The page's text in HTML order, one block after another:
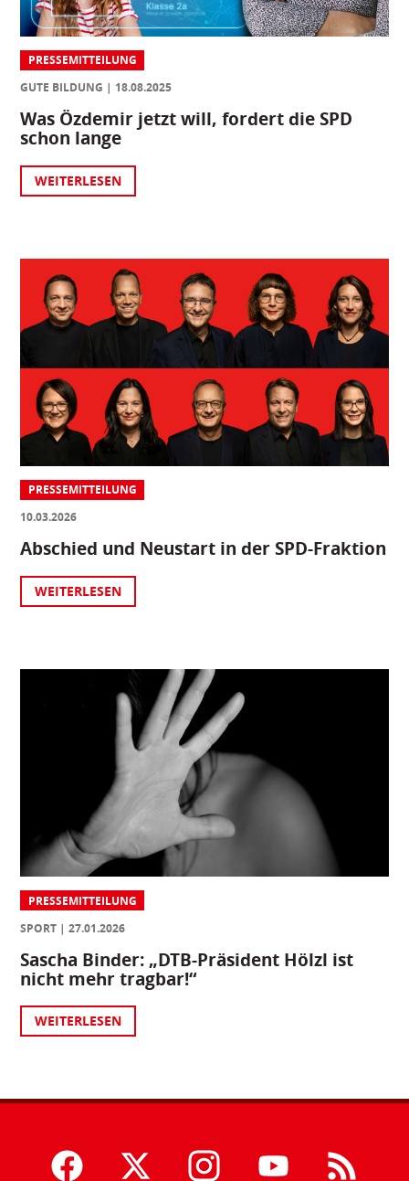
PRESSEMITTEILUNG
GUTE BILDUNG
18.08.2025
Was Özdemir jetzt will, fordert die SPD
schon lange
WEITERLESEN
PRESSEMITTEILUNG
10.03.2026
Abschied und Neustart in der SPD-Fraktion
WEITERLESEN
PRESSEMITTEILUNG
SPORT
27.01.2026
Sascha Binder: „DTB-Präsident Hölzl ist
nicht mehr tragbar!“
WEITERLESEN